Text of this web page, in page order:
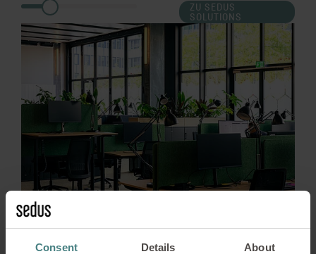
Consent Details About
ZU SEDUS
SOLUTIONS